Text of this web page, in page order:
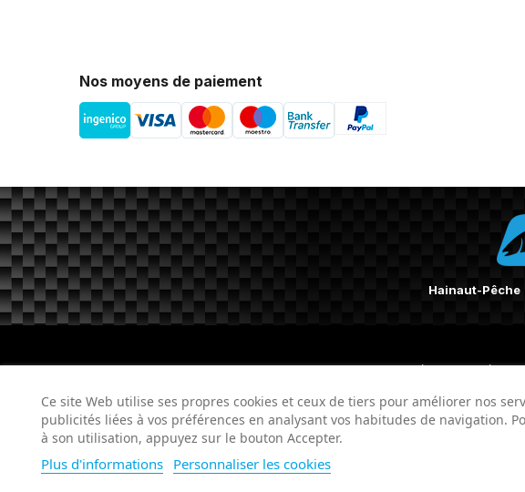
Ce site Web utilise ses propres cookies et ceux de tiers pour améliorer nos
publicités liées à vos préférences en analysant vos habitudes de navigation.
à son utilisation, appuyez sur le bouton Accepter.
Plus d'informations Personnaliser les cookies
Nos moyens de paiement
Hainaut-Pêche
Ce site internet utilise des cookies pour améliorer